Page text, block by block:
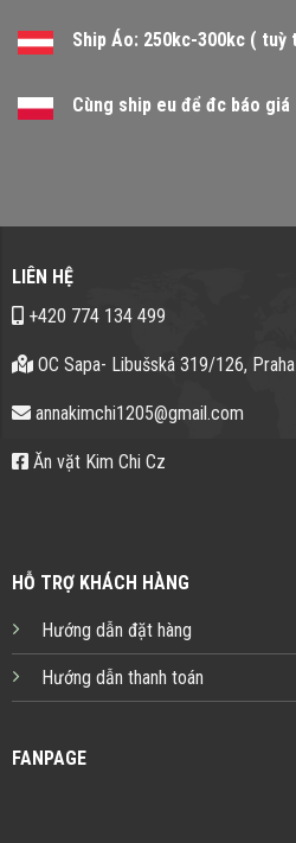
Ship Áo: 250kc-300kc ( tuỳ
Cùng ship eu để đc báo
LIÊN HỆ
+420 774 134 499
OC Sapa- Libušská 319/126,
annakimchi1205@gmail.com
Ăn vặt Kim Chi Cz
HỖ TRỢ KHÁCH HÀNG
Hướng dẫn đặt hàng
Hướng dẫn thanh toán
FANPAGE